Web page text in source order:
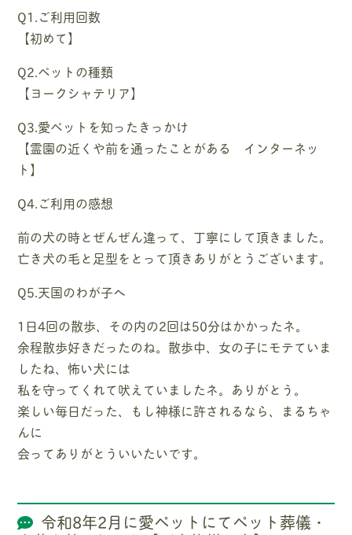
Q1.ご利用回数
【初めて】
Q2.ペットの種類
【ヨークシャテリア】
Q3.愛ペットを知ったきっかけ
【霊園の近くや前を通ったことがある インターネッ
ト】
Q4.ご利用の感想
前の犬の時とぜんぜん違って、丁寧にして頂きました。
亡き犬の毛と足型をとって頂きありがとうございます。
Q5.天国のわが子へ
1日4回の散歩、その内の2回は50分はかかったネ。
余程散歩好きだったのね。散歩中、女の子にモテていま
したね、怖い犬には
私を守ってくれて吠えていましたネ。ありがとう。
楽しい毎日だった、もし神様に許されるなら、まるちゃ
んに
会ってありがとういいたいです。
令和8年2月に愛ペットにてペット葬儀・